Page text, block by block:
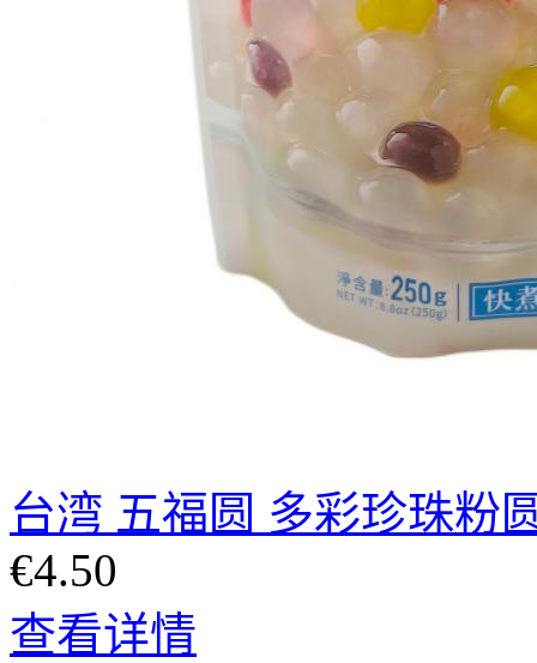
台湾 五福圆 多彩珍珠粉
€4.50
查看详情